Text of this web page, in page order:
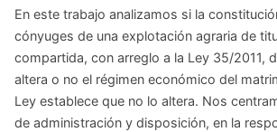
En este trabajo analizamos si la
cónyuges de una explotación agraria de
compartida, con arreglo a la Ley 35/2011,
altera o no el régimen económico del
Ley establece que no lo altera. Nos
de administración y disposición, en la